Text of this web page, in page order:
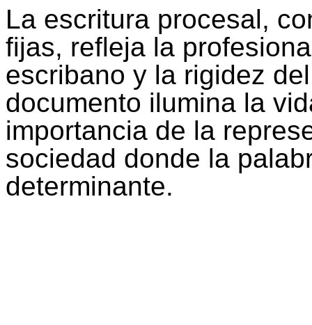
La escritura procesal,
fijas, refleja la
escribano y la rigidez
documento ilumina la
importancia de la
sociedad donde la
determinante.